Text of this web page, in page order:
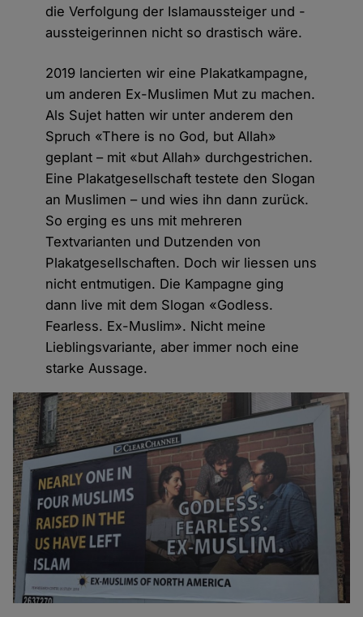
die Verfolgung der Islamaussteiger und -
aussteigerinnen nicht so drastisch wäre.
2019 lancierten wir eine Plakatkampagne,
um anderen Ex-Muslimen Mut zu machen.
Als Sujet hatten wir unter anderem den
Spruch «There is no God, but Allah»
geplant – mit «but Allah» durchgestrichen.
Eine Plakatgesellschaft testete den Slogan
an Muslimen – und wies ihn dann zurück.
So erging es uns mit mehreren
Textvarianten und Dutzenden von
Plakatgesellschaften. Doch wir liessen uns
nicht entmutigen. Die Kampagne ging
dann live mit dem Slogan «Godless.
Fearless. Ex-Muslim». Nicht meine
Lieblingsvariante, aber immer noch eine
starke Aussage.